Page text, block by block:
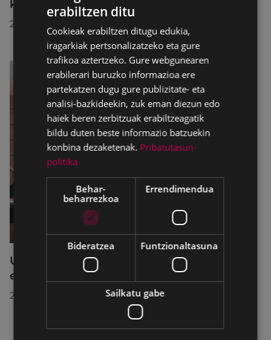
konponketa-lanak direla-eta
2026/07/30
Udalbatzak 2026ko uztailaren 27an
egindako bilkuran hartutako erabakiak
2026/07/28
erabiltzen ditu
Cookieak erabiltzen ditugu edukia,
iragarkiak pertsonalizatzeko eta gure
trafikoa aztertzeko. Gure webgunearen
erabilerari buruzko informazioa ere
partekatzen dugu gure publizitate- eta
analisi-bazkideekin, zuk eman diezun edo
haiek beren zerbitzuak erabiltzeagatik
bildu duten beste informazio batzuekin
konbina dezaketenak. Pribatutasun-
politika
Behar-
beharrezkoa
Errendimendua
Bideratzea Funtzionaltasuna
Sailkatu gabe